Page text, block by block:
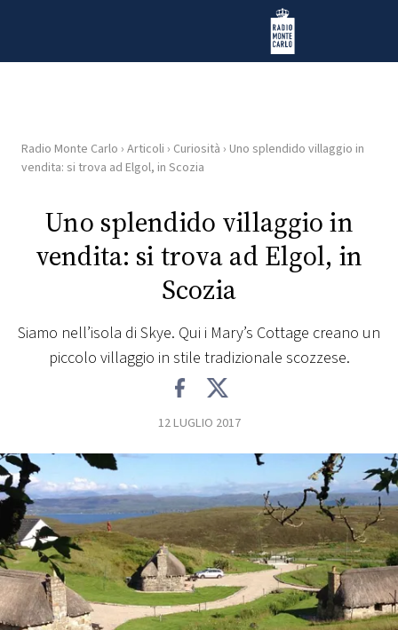
Radio Monte Carlo
HOME
RADIO
WEB
PLAYLIST
CONCORSI
EVENTI
VIDEO
Radio Monte Carlo › Articoli › Curiosità › Uno splendido villaggio in
vendita: si trova ad Elgol, in Scozia
Uno splendido villaggio in
vendita: si trova ad Elgol, in
Scozia
Siamo nell’isola di Skye. Qui i Mary’s Cottage creano un
piccolo villaggio in stile tradizionale scozzese.
12 LUGLIO 2017